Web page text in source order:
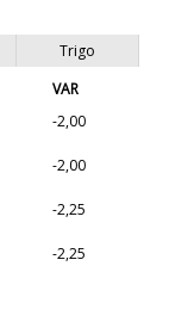
Trigo
VAR
-2,00
-2,00
-2,25
-2,25